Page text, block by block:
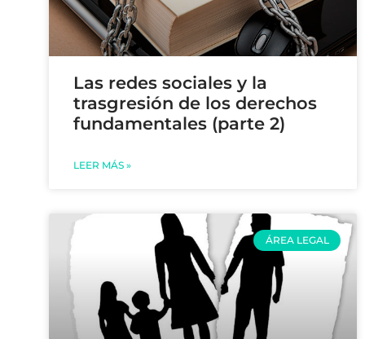
Las redes sociales y la
trasgresión de los derechos
fundamentales (parte 2)
LEER MÁS »
ÁREA LEGAL